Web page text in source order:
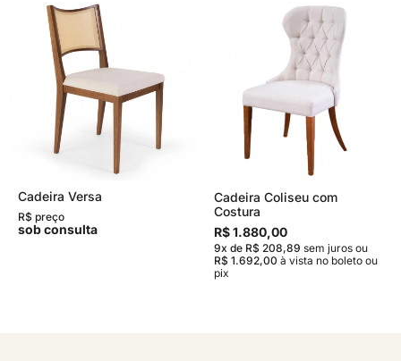
Cadeira Versa
R$ preço
sob consulta
Cadeira Coliseu com
Costura
R$ 1.880,00
9x de R$ 208,89 sem juros ou
R$ 1.692,00 à vista no boleto ou
pix